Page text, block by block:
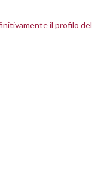
il profilo del